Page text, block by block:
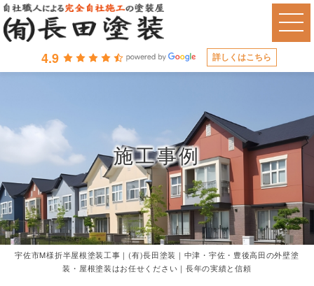
4.9 詳しくはこちら
施工事例
宇佐市M様折半屋根塗装工事｜(有)長田塗装｜中津・宇佐・豊後高田の外壁塗
装・屋根塗装はお任せください｜長年の実績と信頼